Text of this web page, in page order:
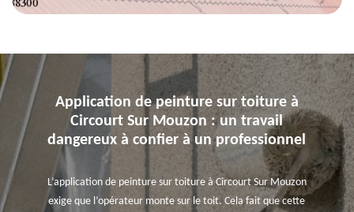
Application de peinture sur toiture à
Circourt Sur Mouzon : un travail
dangereux à confier à un professionnel
L’application de peinture sur toiture à Circourt Sur Mouzon
exige que l’opérateur monte sur le toit. Cela fait que cette